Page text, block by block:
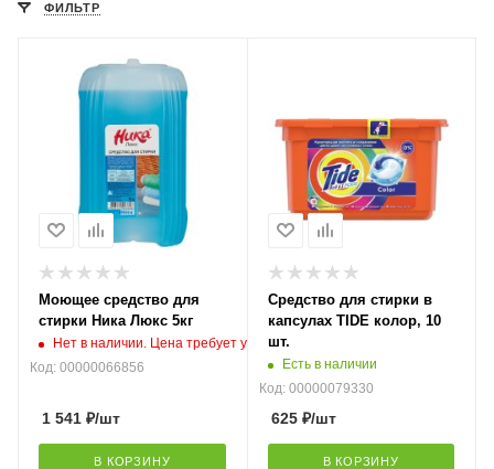
ФИЛЬТР
Моющее средство для
стирки Ника Люкс 5кг
Нет в наличии. Цена требует уточнения
Код: 00000066856
1 541 ₽/шт
В КОРЗИНУ
Средство для стирки в
капсулах TIDE колор, 10
шт.
Есть в наличии
Код: 00000079330
625₽/шт
В КОРЗИНУ